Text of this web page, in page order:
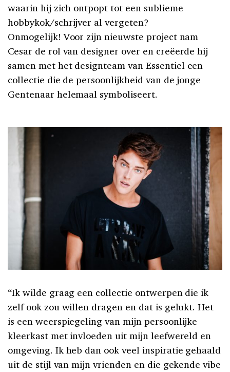
waarin hij zich ontpopt tot een sublieme
hobbykok/schrijver al vergeten?
Onmogelijk! Voor zijn nieuwste project nam
Cesar de rol van designer over en creëerde hij
samen met het designteam van Essentiel een
collectie die de persoonlijkheid van de jonge
Gentenaar helemaal symboliseert.
“Ik wilde graag een collectie ontwerpen die ik
zelf ook zou willen dragen en dat is gelukt. Het
is een weerspiegeling van mijn persoonlijke
kleerkast met invloeden uit mijn leefwereld en
omgeving. Ik heb dan ook veel inspiratie gehaald
uit de stijl van mijn vrienden en die gekende vibe